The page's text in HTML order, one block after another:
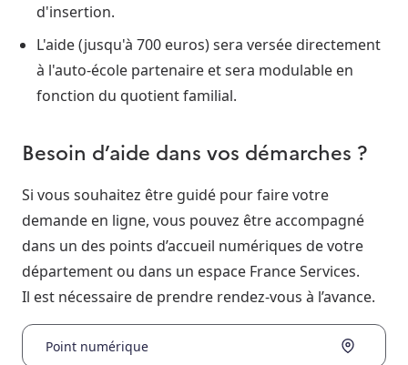
d'insertion.
L'aide (jusqu'à 700 euros) sera versée directement
à l'auto-école partenaire et sera modulable en
fonction du quotient familial.
Besoin d’aide dans vos démarches ?
Si vous souhaitez être guidé pour faire votre
demande en ligne, vous pouvez être accompagné
dans un des points d’accueil numériques de votre
département ou dans un espace France Services.
Il est nécessaire de prendre rendez-vous à l’avance.
Point numérique